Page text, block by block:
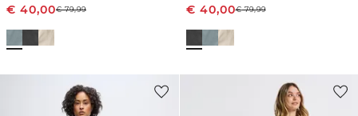
€ 40,00€79,99
€ 40,00€79,99